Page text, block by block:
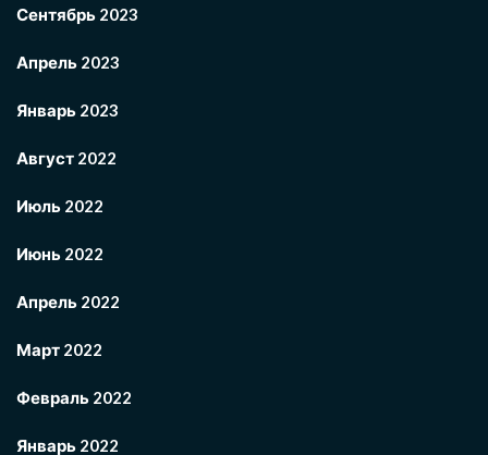
Сентябрь 2023
Апрель 2023
Январь 2023
Август 2022
Июль 2022
Июнь 2022
Апрель 2022
Март 2022
Февраль 2022
Январь 2022